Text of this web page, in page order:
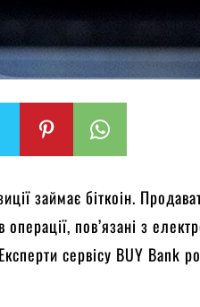
займає біткоін.
операції, пов’язані з
сервісу BUY Bank